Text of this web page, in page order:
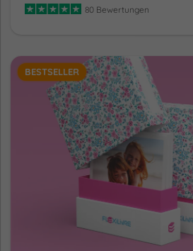
80 Bewertungen
BESTSELLER